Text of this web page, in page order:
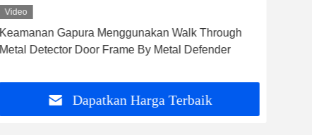
Video
Keamanan Gapura Menggunakan Walk Through
Metal Detector Door Frame By Metal Defender
Dapatkan Harga Terbaik